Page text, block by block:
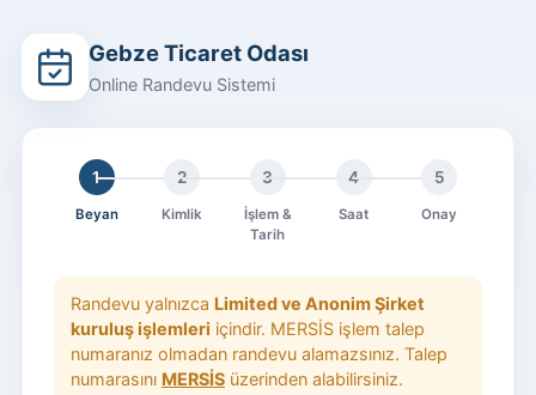
Gebze Ticaret Odası
Online Randevu Sistemi
1
Beyan
2
Kimlik
3
İşlem &
Tarih
4
Saat
5
Onay
Randevu yalnızca Limited ve Anonim Şirket
kuruluş işlemleri içindir. MERSİS işlem talep
numaranız olmadan randevu alamazsınız. Talep
numarasını MERSİS üzerinden alabilirsiniz.